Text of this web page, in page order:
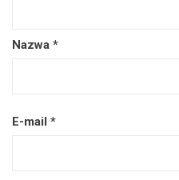
Nazwa *
E-mail *